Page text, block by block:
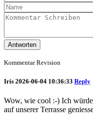
Antworten
Kommentar Revision
Iris 2026-06-04 10:36:33 Reply
Wow, wie cool :-) Ich
auf unserer Terrasse